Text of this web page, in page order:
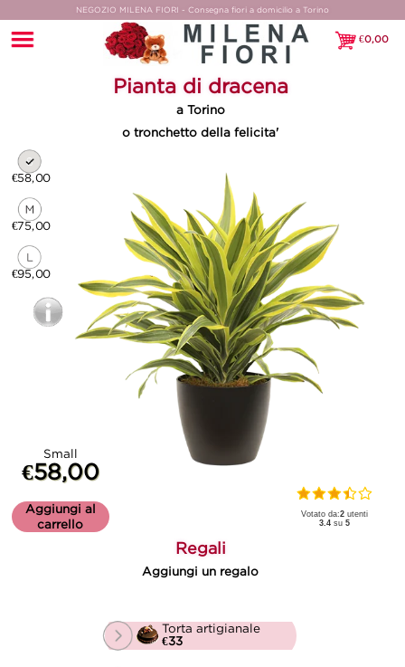
NEGOZIO MILENA FIORI - Consegna fiori a domicilio a Torino
€0,00
€0,00
Pianta di dracena
a Torino
o tronchetto della felicita'
€58,00
€75,00
€95,00
Small
€58,00
Aggiungi al
carrello
Votato da:2 utenti
3.4 su5
Regali
Aggiungi un regalo
Torta artigianale
€33